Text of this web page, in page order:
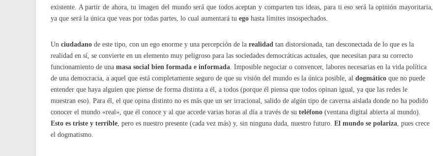
existente. A partir de ahora, tu imagen del mundo será que todos aceptan y comparten tus ideas, para ti eso será la opinión mayoritaria,
ya que será la única que veas por todas partes, lo cual aumentará tu ego hasta límites insospechados.
Un ciudadano de este tipo, con un ego enorme y una percepción de la realidad tan distorsionada, tan desconectada de lo que es la
realidad en sí, se convierte en un elemento muy peligroso para las sociedades democráticas actuales, que necesitan para su correcto
funcionamiento de una masa social bien formada e informada. Imposible negociar o convencer, labores necesarias en la vida política
de una democracia, a aquel que está completamente seguro de que su visión del mundo es la única posible, al dogmático que no puede
entender que haya alguien que piense de forma distinta a él, a todos (porque él piensa que todos opinan igual, ya que las redes le
muestran eso). Para él, el que opina distinto no es más que un ser irracional, salido de algún tipo de caverna aislada donde no ha podido
conocer el mundo «real», que él conoce y al que accede varias horas al día a través de su teléfono (ventana digital abierta al mundo).
Esto es triste y terrible, pero es nuestro presente (cada vez más) y, sin ninguna duda, nuestro futuro. El mundo se polariza, pues crece
el dogmatismo.